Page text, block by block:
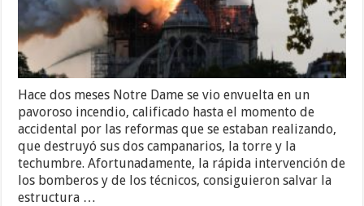
Hace dos meses Notre Dame se vio envuelta en un
pavoroso incendio, calificado hasta el momento de
accidental por las reformas que se estaban realizando,
que destruyó sus dos campanarios, la torre y la
techumbre. Afortunadamente, la rápida intervención de
los bomberos y de los técnicos, consiguieron salvar la
estructura …